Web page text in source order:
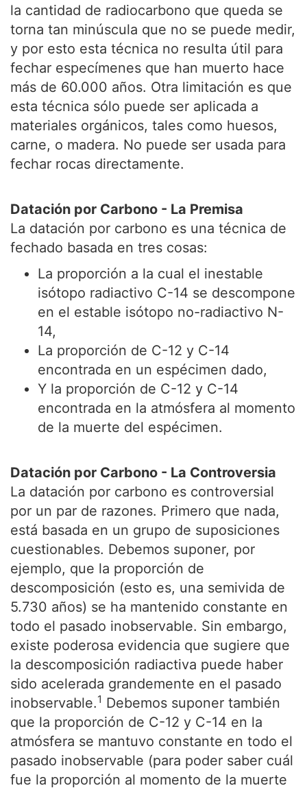
la cantidad de radiocarbono que queda se
torna tan minúscula que no se puede medir,
y por esto esta técnica no resulta útil para
fechar especímenes que han muerto hace
más de 60.000 años. Otra limitación es que
esta técnica sólo puede ser aplicada a
materiales orgánicos, tales como huesos,
carne, o madera. No puede ser usada para
fechar rocas directamente.
Datación por Carbono - La Premisa
La datación por carbono es una técnica de
fechado basada en tres cosas:
La proporción a la cual el inestable
isótopo radiactivo C-14 se descompone
en el estable isótopo no-radiactivo N-
14,
La proporción de C-12 y C-14
encontrada en un espécimen dado,
Y la proporción de C-12 y C-14
encontrada en la atmósfera al momento
de la muerte del espécimen.
Datación por Carbono - La Controversia
La datación por carbono es controversial
por un par de razones. Primero que nada,
está basada en un grupo de suposiciones
cuestionables. Debemos suponer, por
ejemplo, que la proporción de
descomposición (esto es, una semivida de
5.730 años) se ha mantenido constante en
todo el pasado inobservable. Sin embargo,
existe poderosa evidencia que sugiere que
la descomposición radiactiva puede haber
sido acelerada grandemente en el pasado
inobservable.1 Debemos suponer también
que la proporción de C-12 y C-14 en la
atmósfera se mantuvo constante en todo el
pasado inobservable (para poder saber cuál
fue la proporción al momento de la muerte